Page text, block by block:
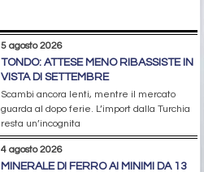
5 agosto 2026
TONDO: ATTESE MENO RIBASSISTE IN
VISTA DI SETTEMBRE
Scambi ancora lenti, mentre il mercato
guarda al dopo ferie. L’import dalla Turchia
resta un’incognita
4 agosto 2026
MINERALE DI FERRO AI MINIMI DA 13